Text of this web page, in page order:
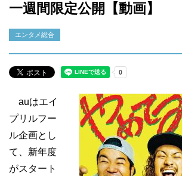
一週間限定公開【動画】
エンタメ総合
auはエイ
プリルフー
ル企画とし
て、新年度
がスタート